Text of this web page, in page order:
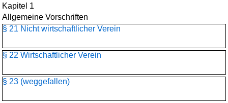
Kapitel 1
Allgemeine Vorschriften
§ 21 Nicht wirtschaftlicher Verein
§ 22 Wirtschaftlicher Verein
§ 23 (weggefallen)